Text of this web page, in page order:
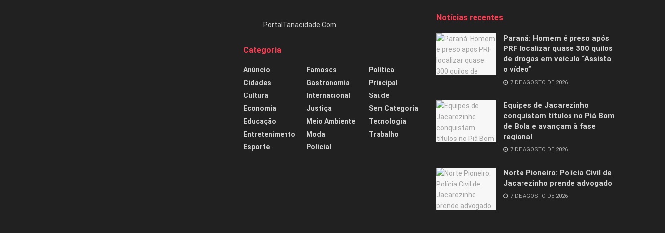
PortalTanacidade.Com
Categoria
Anúncio
Cidades
Cultura
Economia
Educação
Entretenimento
Esporte
Famosos
Gastronomia
Internacional
Justiça
Meio Ambiente
Moda
Policial
Política
Principal
Saúde
Sem Categoria
Tecnologia
Trabalho
Notícias recentes
Paraná: Homem é preso após
PRF localizar quase 300 quilos
de drogas em veículo “Assista
o vídeo”
7 DE AGOSTO DE 2026
Equipes de Jacarezinho
conquistam títulos no Piá Bom
de Bola e avançam à fase
regional
7 DE AGOSTO DE 2026
Norte Pioneiro: Polícia Civil de
Jacarezinho prende advogado
7 DE AGOSTO DE 2026